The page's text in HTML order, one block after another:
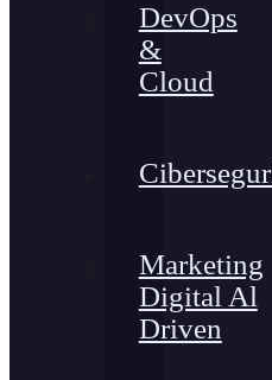
DevOps
&
Cloud
Marketing
Digital Al
Driven